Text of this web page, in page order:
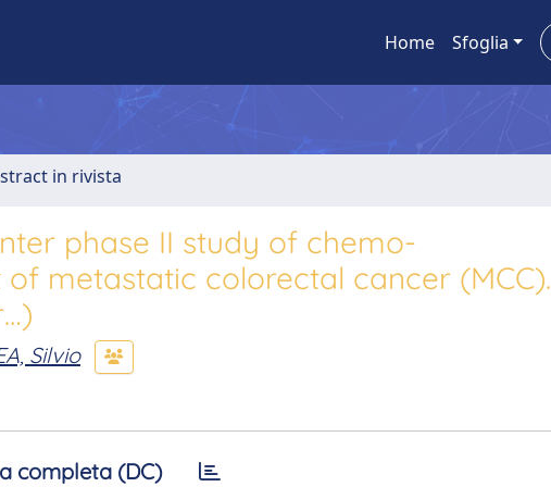
Home Sfoglia
in rivista
phase II study of chemo-
metastatic colorectal cancer (MCC).
Silvio
completa (DC)